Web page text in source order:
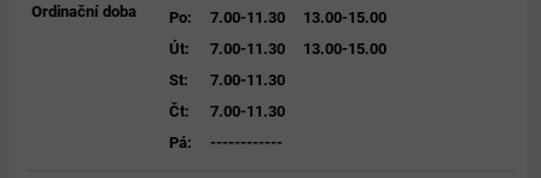
Ordinační doba Po: 7.00-11.30
13.00-15.00
Út:
7.00-11.30
13.00-15.00
St:
7.00-11.30
Čt:
7.00-11.30
Pá:
------------